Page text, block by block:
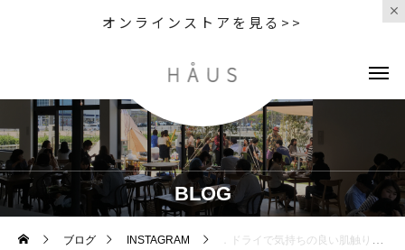
オンラインストアを見る>>
BLOG
ブログ INSTAGRAM ．ドライで気持ちの良い肌触りのスカート。定番の前タックのこの形、今年は丈がすこし長めで夏のボトムにぴったり。．color ベージュ、ネイビーsize Ⅰ.Ⅱ.Ⅲ．#MHL.#dense cotton poplin #overall skirt#skirt#hausmatsue #島根 #松江